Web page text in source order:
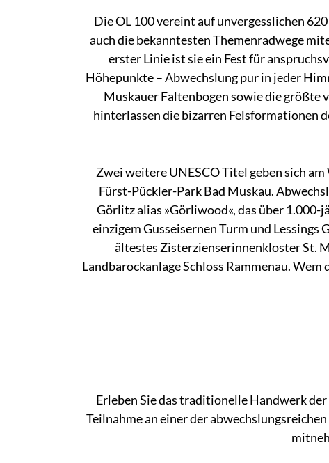
Die OL 100 vereint auf unvergesslichen
auch die bekanntesten Themenradwege
erster Linie ist sie ein Fest für
Höhepunkte – Abwechslung pur in jeder
Muskauer Faltenbogen sowie die größte
hinterlassen die bizarren Felsformationen
Zwei weitere UNESCO Titel geben sich
Fürst-Pückler-Park Bad Muskau.
Görlitz alias »Görliwood«, das über
einzigem Gusseisernen Turm und
ältestes Zisterzienserinnenkloster St.
Landbarockanlage Schloss Rammenau.
Erleben Sie das traditionelle Handwerk
Teilnahme an einer der